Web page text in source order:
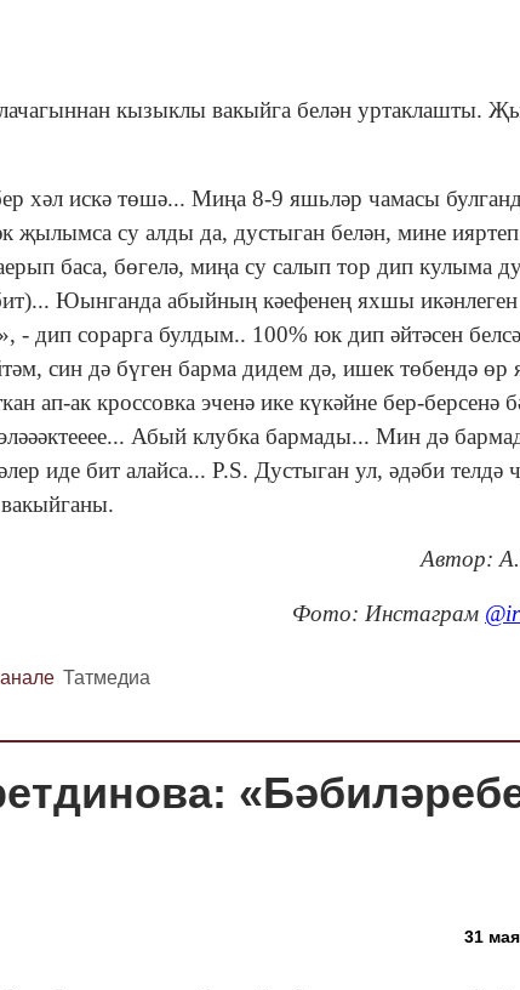
кызыклы вакыйга белән уртаклашты.
хәл искә төшә... Миңа 8-9 яшьләр чамасы
су алды да, дустыган белән, мине
баса, бөгелә, миңа су салып тор дип кулыма
Юынганда абыйның кәефенең яхшы
дип сорарга булдым.. 100% юк дип әйтәсен
син дә бүген барма дидем дә, ишек төбендә өр
ап-ак кроссовка эченә ике күкәйне бер-берсенә
Абый клубка бармады... Мин дә
иде бит алайса... P.S. Дустыган ул, әдәби телдә
Автор:
Фото: Инстаграм
Татмедиа
31